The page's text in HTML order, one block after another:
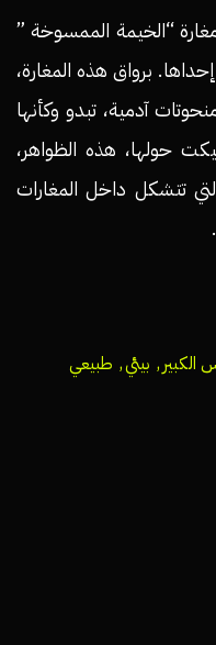
“الخيمة الممسوخة ”
برواق هذه المغارة،
آدمية، تبدو وكأنها
حولها، هذه الظواهر،
تتشكل داخل المغارات
الكبير , بيئي, طبيعي